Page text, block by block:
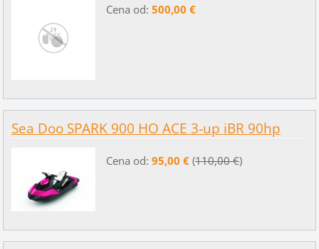
Cena od: 500,00 €
Sea Doo SPARK 900 HO ACE 3-up iBR 90hp
Cena od: 95,00 €(110,00 €)